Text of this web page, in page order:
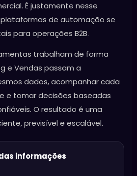
É justamente nesse
plataformas de automação se
para operações B2B.
trabalham de forma
e Vendas passam a
dados, acompanhar cada
e tomar decisões baseadas
O resultado é uma
previsível e escalável.
informações